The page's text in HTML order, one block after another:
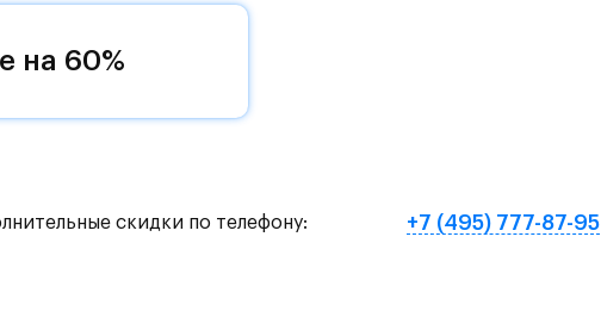
на Красногорское и Рублево-Успенское шоссе.
метро МЦД «Одинцово».
на «Северный обход Одинцово».
на 60%
скидки по телефону: +7 (495) 777-87-95